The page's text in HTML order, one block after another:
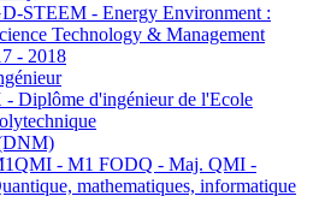
STEEM - Energy Environment :
Technology & Management
- 2018
- Diplôme d'ingénieur de l'Ecole
- M1 FODQ - Maj. QMI -
mathematiques, informatique